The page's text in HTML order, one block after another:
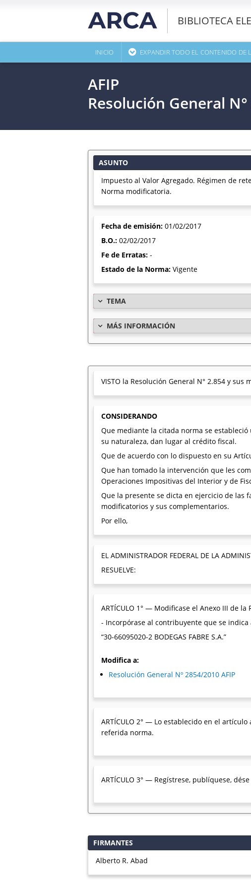
BIBLIOTECA
INICIO EXPANDIR TODO EL CONTENIDO DE
AFIP
Resolución General
ASUNTO
Impuesto al Valor Agregado. Régimen de
Norma modificatoria.
Fecha de emisión: 01/02/2017
B.O.: 02/02/2017
Fe de Erratas: -
Estado de la Norma: Vigente
TEMA
MÁS INFORMACIÓN
VISTO la Resolución General N° 2.854 y sus
CONSIDERANDO
Que mediante la citada norma se
su naturaleza, dan lugar al crédito fiscal.
Que de acuerdo con lo dispuesto en su
Que han tomado la intervención que les
Operaciones Impositivas del Interior y de
Que la presente se dicta en ejercicio de las
modificatorios y sus complementarios.
Por ello,
EL ADMINISTRADOR FEDERAL DE LA
RESUELVE:
ARTÍCULO 1° — Modificase el Anexo III de
- Incorpórase al contribuyente que se indica
“30-66095020-2 BODEGAS FABRE S.A.”
Modifica a:
Resolución General Nº 2854/2010 AFIP
ARTÍCULO 2° — Lo establecido en el
referida norma.
ARTÍCULO 3° — Regístrese, publíquese,
FIRMANTES
Alberto R. Abad